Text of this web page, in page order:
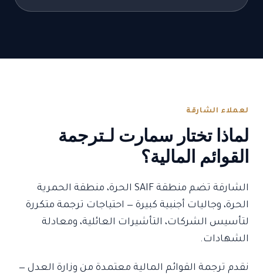
لعملاء الشارقة
لماذا تختار سمارت لـترجمة
القوائم المالية؟
الشارقة تضم منطقة SAIF الحرة، منطقة الحمرية
الحرة، وجاليات أجنبية كبيرة — احتياجات ترجمة متكررة
لتأسيس الشركات، التأشيرات العائلية، ومعادلة
الشهادات.
نقدم ترجمة القوائم المالية معتمدة من وزارة العدل —